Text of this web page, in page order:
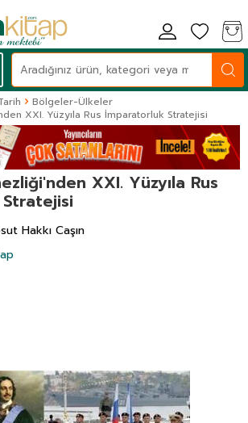
Bölgeler-Ülkeler
XXI. Yüzyıla Rus İmparatorluk Stratejisi
XXI. Yüzyıla Rus
Hakkı Caşın